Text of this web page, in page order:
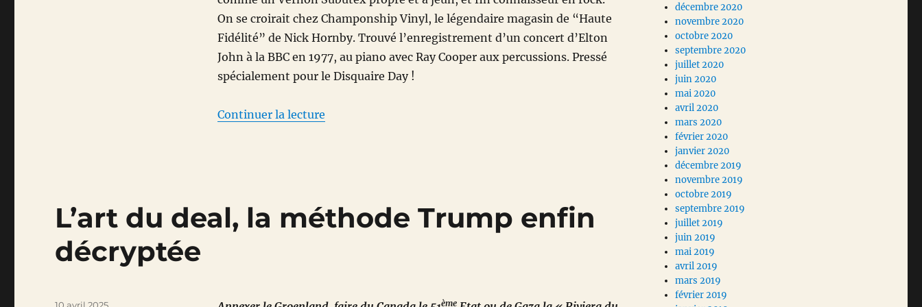
On se croirait chez Champonship Vinyl, le légendaire magasin de “Haute
Fidélité” de Nick Hornby. Trouvé l’enregistrement d’un concert d’Elton
John à la BBC en 1977, au piano avec Ray Cooper aux percussions. Pressé
spécialement pour le Disquaire Day !
Continuer la lecturede « Bloc-notes culturel du 14 avril 2021 »
L’art du deal, la méthode Trump enfin
décryptée
ème
Publié
décembre 2020
novembre 2020
octobre 2020
septembre 2020
juillet 2020
juin 2020
mai 2020
avril 2020
mars 2020
février 2020
janvier 2020
décembre 2019
novembre 2019
octobre 2019
septembre 2019
juillet 2019
juin 2019
mai 2019
avril 2019
mars 2019
février 2019